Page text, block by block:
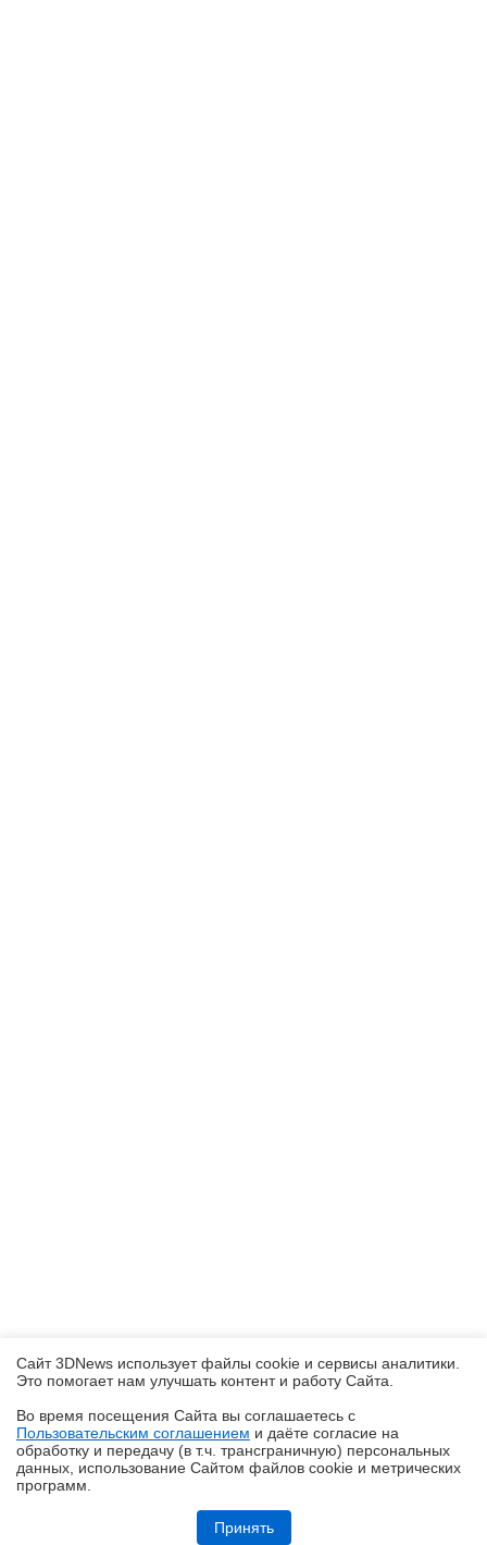
Обзор HUAWEI WATCH Kids X1 Pro: самые умные детские часы
Сайт 3DNews использует файлы cookie и сервисы аналитики.
Это помогает нам улучшать контент и работу Cайта.
Во время посещения Cайта вы соглашаетесь с
Пользовательским соглашением и даёте согласие на
обработку и передачу (в т.ч. трансграничную) персональных
данных, использование Cайтом файлов cookie и метрических
программ.
Принять